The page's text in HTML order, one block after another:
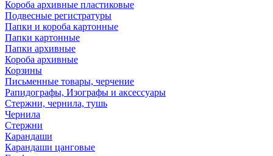
Короба архивные пластиковые
Подвесные регистратуры
Папки и короба картонные
Папки картонные
Папки архивные
Короба архивные
Корзины
Письменные товары, черчение
Рапидографы, Изографы и аксессуары
Стержни, чернила, тушь
Чернила
Стержни
Карандаши
Карандаши цанговые